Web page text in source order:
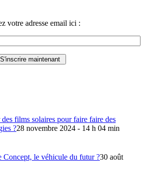
votre adresse email ici :
films solaires pour faire faire des
?28 novembre 2024 - 14 h 04 min
Concept, le véhicule du futur ?30 août